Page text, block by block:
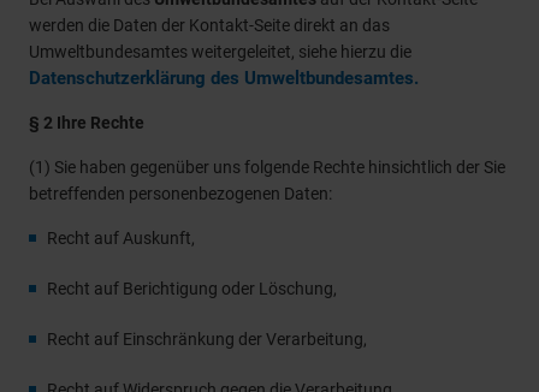
werden die Daten der Kontakt-Seite direkt an das
Umweltbundesamtes weitergeleitet, siehe hierzu die
Datenschutzerklärung des Umweltbundesamtes.
§ 2 Ihre Rechte
(1) Sie haben gegenüber uns folgende Rechte hinsichtlich der Sie
betreffenden personenbezogenen Daten:
Recht auf Auskunft,
Recht auf Berichtigung oder Löschung,
Recht auf Einschränkung der Verarbeitung,